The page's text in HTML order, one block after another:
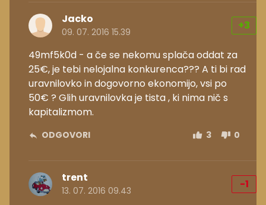
Jacko
09. 07. 2016 15.39
+3
49mf5k0d - a če se nekomu splača oddat za
25€, je tebi nelojalna konkurenca??? A ti bi rad
uravnilovko in dogovorno ekonomijo, vsi po
50€ ? Glih uravnilovka je tista , ki nima nič s
kapitalizmom.
ODGOVORI 3 0
trent
13. 07. 2016 09.43
-1